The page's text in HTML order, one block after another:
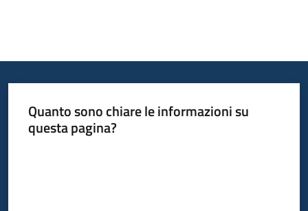
Quanto sono chiare le informazioni su
questa pagina?